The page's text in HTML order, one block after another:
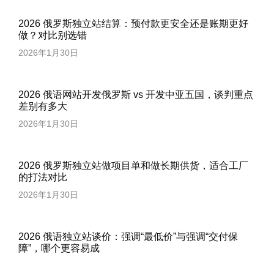
2026 俄罗斯独立站结算：预付款更安全还是账期更好
做？对比别选错
2026年1月30日
2026 俄语网站开发俄罗斯 vs 开发中亚五国，谈判重点
差别有多大
2026年1月30日
2026 俄罗斯独立站做项目单和做长期供货，适合工厂
的打法对比
2026年1月30日
2026 俄语独立站谈价：强调“最低价”与强调“交付保
障”，哪个更容易成